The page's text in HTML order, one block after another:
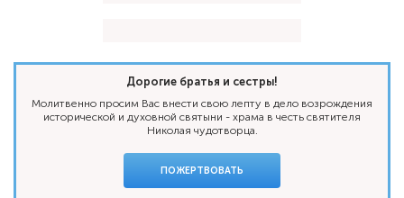
Дорогие братья и сестры!
Молитвенно просим Вас внести свою лепту в дело возрождения
исторической и духовной святыни - храма в честь святителя
Николая чудотворца.
ПОЖЕРТВОВАТЬ